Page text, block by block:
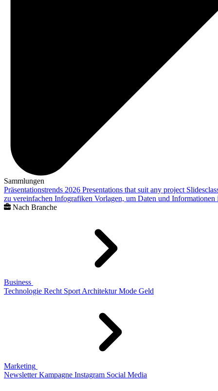
Sammlungen
Präsentationstrends 2026 Presentations that suit any project
zu vereinfachen Infografiken Vorlagen, um Daten und
Nach Branche
Business
Technologie Recht Sport Architektur Mode Geld
Marketing
Newsletter Kampagne Instagram Social Media